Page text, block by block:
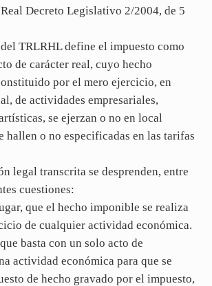
Decreto Legislativo 2/2004, de 5
TRLRHL define el impuesto como
de carácter real, cuyo hecho
por el mero ejercicio, en
de actividades empresariales,
se ejerzan o no en local
hallen o no especificadas en las tarifas
legal transcrita se desprenden, entre
cuestiones:
que el hecho imponible se realiza
de cualquier actividad económica.
basta con un solo acto de
actividad económica para que se
de hecho gravado por el impuesto,